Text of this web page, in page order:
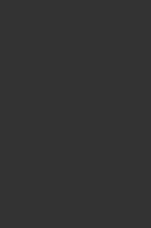
Long Sleeve Mini Dress